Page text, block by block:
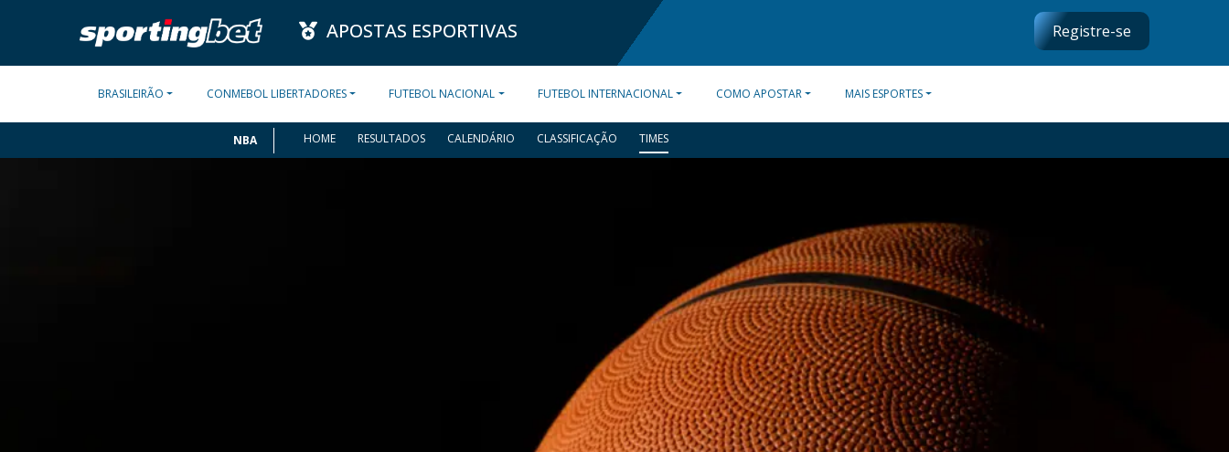
APOSTAS ESPORTIVAS Registre-se
BRASILEIRÃO CONMEBOL LIBERTADORES FUTEBOL NACIONAL FUTEBOL INTERNACIONAL COMO APOSTAR MAIS ESPORTES
NBA HOME RESULTADOS CALENDÁRIO CLASSIFICAÇÃO TIMES